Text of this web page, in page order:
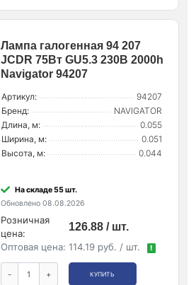
Лампа галогенная 94 207
JCDR 75Вт GU5.3 230В 2000h
Navigator 94207
Артикул:
94207
Бренд:
NAVIGATOR
Длина, м:
0.055
Ширина, м:
0.051
Высота, м:
0.044
На складе 55 шт.
Обновлено 08.08.2026
Розничная
цена:
126.88 / шт.
Оптовая цена: 114.19 руб. / шт. !
- + КУПИТЬ